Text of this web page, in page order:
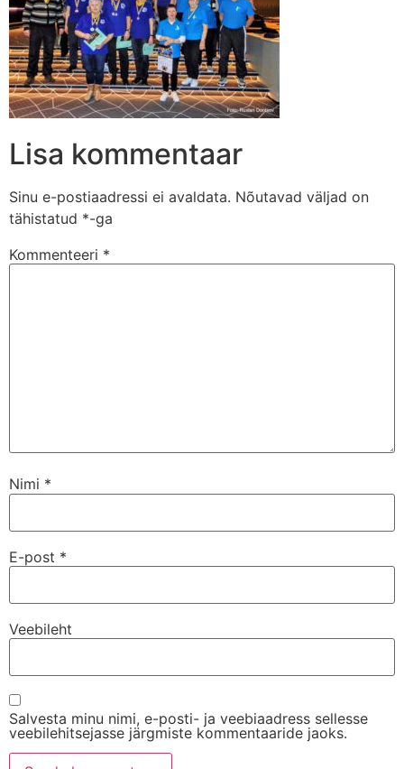
Lisa kommentaar
Sinu e-postiaadressi ei avaldata. Nõutavad väljad on
tähistatud *-ga
Kommenteeri *
Nimi *
E-post *
Veebileht
Salvesta minu nimi, e-posti- ja veebiaadress sellesse
veebilehitsejasse järgmiste kommentaaride jaoks.